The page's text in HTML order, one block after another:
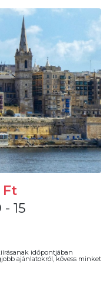
Ft
15
időpontjában
ajánlatokról, kövess minket